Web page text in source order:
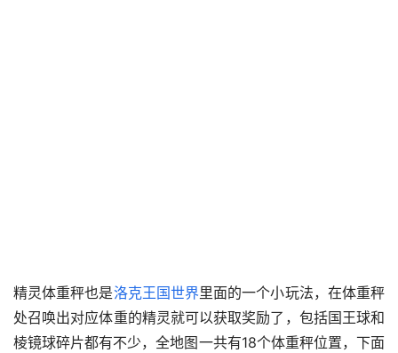
精灵体重秤也是洛克王国世界里面的一个小玩法，在体重秤
处召唤出对应体重的精灵就可以获取奖励了，包括国王球和
棱镜球碎片都有不少，全地图一共有18个体重秤位置，下面